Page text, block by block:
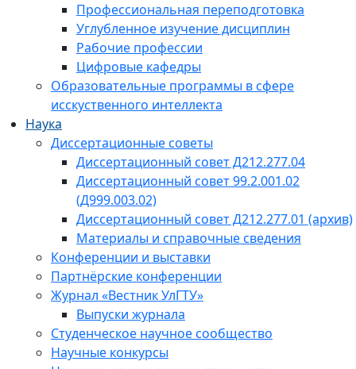
Профессиональная переподготовка
Углубленное изучение дисциплин
Рабочие профессии
Цифровые кафедры
Образовательные программы в сфере
исскуственного интеллекта
Наука
Диссертационные советы
Диссертационный совет Д212.277.04
Диссертационный совет 99.2.001.02
(Д999.003.02)
Диссертационный совет Д212.277.01 (архив)
Материалы и справочные сведения
Конференции и выставки
Партнёрские конференции
Журнал «Вестник УлГТУ»
Выпуски журнала
Студенческое научное сообщество
Научные конкурсы